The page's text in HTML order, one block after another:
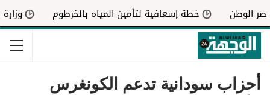
خطة إسعافية لتأمين المياه بالخرطوم وزارة الصحة
أحزاب سودانية تدعم الكونغرس